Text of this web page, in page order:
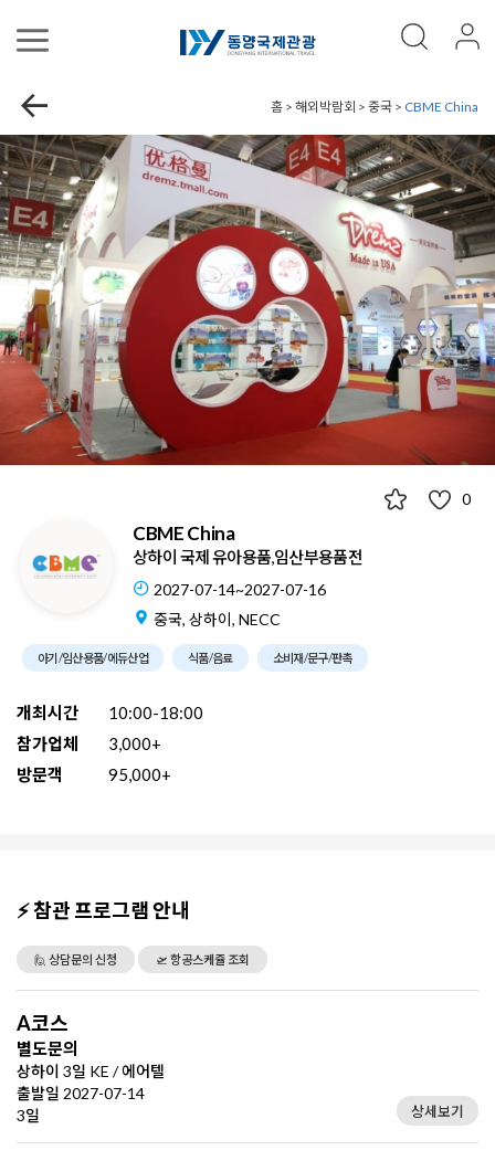
홈 > 해외박람회 > 중국 > CBME China
0
CBME China
상하이 국제 유아용품,임산부용품전
2027-07-14~2027-07-16
중국, 상하이, NECC
아기/임산용품/에듀산업 식품/음료 소비재/문구/판촉
개최시간
10:00-18:00
참가업체
3,000+
방문객
95,000+
⚡ 참관 프로그램 안내
🙋 상담문의 신청 🛫 항공스케쥴 조회
A코스
별도문의
상하이 3일 KE / 에어텔
출발일 2027-07-14
3일
상세보기